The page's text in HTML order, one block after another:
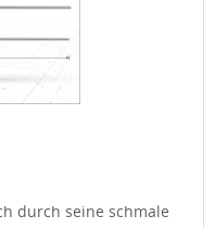
durch seine schmale